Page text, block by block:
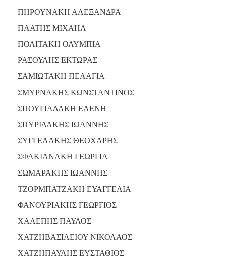
ΠΗΡΟΥΝΑΚΗ ΑΛΕΞΑΝΔΡΑ
ΠΛΑΤΗΣ ΜΙΧΑΗΛ
ΠΟΛΙΤΑΚΗ ΟΛΥΜΠΙΑ
ΡΑΣΟΥΛΗΣ ΕΚΤΩΡΑΣ
ΣΑΜΙΩΤΑΚΗ ΠΕΛΑΓΙΑ
ΣΜΥΡΝΑΚΗΣ ΚΩΝΣΤΑΝΤΙΝΟΣ
ΣΠΟΥΓΙΑΔΑΚΗ ΕΛΕΝΗ
ΣΠΥΡΙΔΑΚΗΣ ΙΩΑΝΝΗΣ
ΣΥΓΓΕΛΑΚΗΣ ΘΕΟΧΑΡΗΣ
ΣΦΑΚΙΑΝΑΚΗ ΓΕΩΡΓΙΑ
ΣΩΜΑΡΑΚΗΣ ΙΩΑΝΝΗΣ
ΤΖΟΡΜΠΑΤΖΑΚΗ ΕΥΑΓΓΕΛΙΑ
ΦΑΝΟΥΡΙΑΚΗΣ ΓΕΩΡΓΙΟΣ
ΧΑΛΕΠΗΣ ΠΑΥΛΟΣ
ΧΑΤΖΗΒΑΣΙΛΕΙΟΥ ΝΙΚΟΛΑΟΣ
ΧΑΤΖΗΠΑΥΛΗΣ ΕΥΣΤΑΘΙΟΣ